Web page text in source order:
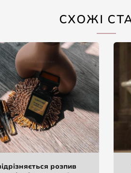
СХОЖІ
розпив